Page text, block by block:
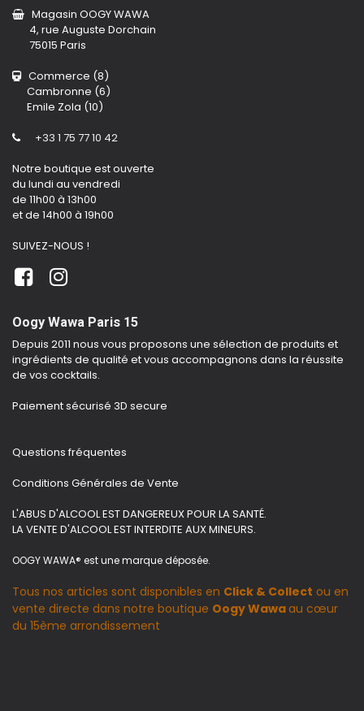
Magasin OOGY WAWA
4, rue Auguste Dorchain
75015 Paris
Commerce (8)
Cambronne (6)
Emile Zola (10)
+33 1 75 77 10 42
Notre boutique est ouverte
du lundi au vendredi
de 11h00 à 13h00
et de 14h00 à 19h00
SUIVEZ-NOUS !
Oogy Wawa Paris 15
Depuis 2011 nous vous proposons une sélection de produits et
ingrédients de qualité et vous accompagnons dans la réussite
de vos cocktails.
Paiement sécurisé 3D secure
Questions fréquentes
Conditions Générales de Vente
L'ABUS D'ALCOOL EST DANGEREUX POUR LA SANTÉ.
LA VENTE D'ALCOOL EST INTERDITE AUX MINEURS.
OOGY WAWA® est une marque déposée.
Tous nos articles sont disponibles en Click & Collect ou en
vente directe dans notre boutique Oogy Wawaau cœur
du 15ème arrondissement